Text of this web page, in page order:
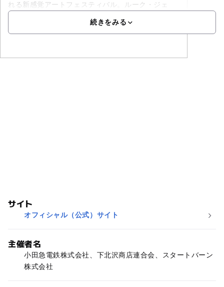
れる新感覚アートフェスティバル。ルーク・ジェ
続きをみる
サイト
オフィシャル（公式）サイト
主催者名
小田急電鉄株式会社、下北沢商店連合会、スタートバーン
株式会社